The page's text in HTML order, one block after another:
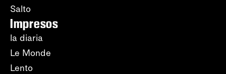
Salto
Impresos
la diaria
Le Monde
Lento